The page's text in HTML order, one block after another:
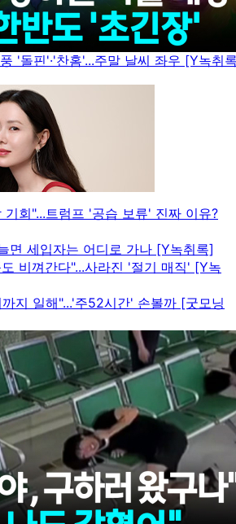
'돌핀'·'찬홈'...주말 날씨 좌우 [Y녹취
기회"...트럼프 '공습 보류' 진짜 이유?
면 세입자는 어디로 가나 [Y녹취록]
비껴간다"...사라진 '절기 매직' [Y녹
지 일해"...'주52시간' 손볼까 [굿모닝